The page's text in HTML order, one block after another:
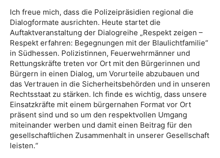
Ich freue mich, dass die Polizeipräsidien regional die
Dialogformate ausrichten. Heute startet die
Auftaktveranstaltung der Dialogreihe „Respekt zeigen –
Respekt erfahren: Begegnungen mit der Blaulichtfamilie“
in Südhessen. Polizistinnen, Feuerwehrmänner und
Rettungskräfte treten vor Ort mit den Bürgerinnen und
Bürgern in einen Dialog, um Vorurteile abzubauen und
das Vertrauen in die Sicherheitsbehörden und in unseren
Rechtsstaat zu stärken. Ich finde es wichtig, dass unsere
Einsatzkräfte mit einem bürgernahen Format vor Ort
präsent sind und so um den respektvollen Umgang
miteinander werben und damit einen Beitrag für den
gesellschaftlichen Zusammenhalt in unserer Gesellschaft
leisten.“